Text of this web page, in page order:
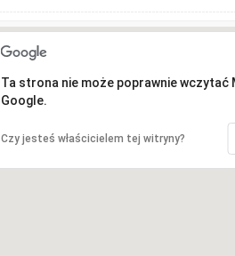
Ta strona nie może poprawnie wczytać
Google.
Czy jesteś właścicielem tej witryny?